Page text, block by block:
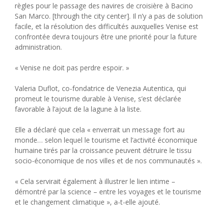
règles pour le passage des navires de croisière à Bacino
San Marco. [through the city center]. Il n’y a pas de solution
facile, et la résolution des difficultés auxquelles Venise est
confrontée devra toujours être une priorité pour la future
administration.
« Venise ne doit pas perdre espoir. »
Valeria Duflot, co-fondatrice de Venezia Autentica, qui
promeut le tourisme durable à Venise, s’est déclarée
favorable à l’ajout de la lagune à la liste.
Elle a déclaré que cela « enverrait un message fort au
monde… selon lequel le tourisme et l’activité économique
humaine tirés par la croissance peuvent détruire le tissu
socio-économique de nos villes et de nos communautés ».
« Cela servirait également à illustrer le lien intime –
démontré par la science – entre les voyages et le tourisme
et le changement climatique », a-t-elle ajouté.